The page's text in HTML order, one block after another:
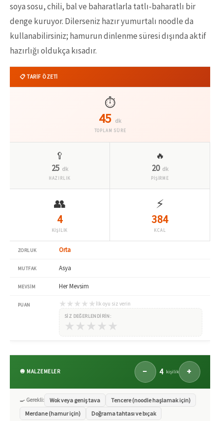
soya sosu, chili, bal ve baharatlarla tatlı-baharatlı bir
denge kuruyor. Dilerseniz hazır yumurtalı noodle da
kullanabilirsiniz; hamurun dinlenme süresi dışında aktif
hazırlığı oldukça kısadır.
📋 TARİF ÖZETİ
⏱️
45 dk
TOPLAM SÜRE
🥄
25 dk
HAZIRLIK
🔥
20 dk
PİŞİRME
👥
4
KİŞİLİK
⚡
384
KCAL
ZORLUK Orta
MUTFAK Asya
MEVSIM Her Mevsim
PUAN ★ ★ ★ ★ ★ İlk oyu siz verin
SIZ DEĞERLENDIRIN:
★ ★ ★ ★ ★
🧅 MALZEMELER − 4 kişilik +
🍳 Gerekli: Wok veya geniş tava
Tencere (noodle haşlamak için)
Merdane (hamur için)
Doğrama tahtası ve bıçak